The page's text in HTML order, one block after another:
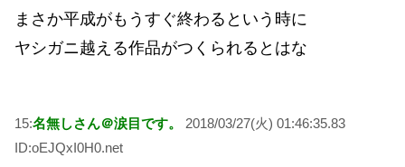
まさか平成がもうすぐ終わるという時に
ヤシガニ越える作品がつくられるとはな
15:名無しさん＠涙目です。
2018/03/27(火) 01:46:35.83
ID:oEJQxI0H0.net